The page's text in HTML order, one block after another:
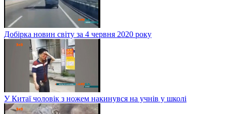
Добірка новин світу за 4 червня 2020 року
У Китаї чоловік з ножем накинувся на учнів у школі